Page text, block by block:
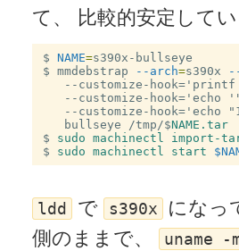
て、 比較的安定して
$ NAME=
$ mmdebstrap --arch=s390x
--customize-
--customize-hook='echo
--customize-hook='echo
   bullseye /tmp/$
$
sudo machinectl import-
$
sudo machinectl start
ldd で s390x になっ
側のままで、
uname -